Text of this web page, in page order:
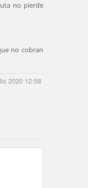
no pierde
no cobran
2020 12:58